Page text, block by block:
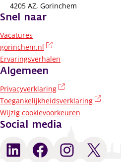
4205 AZ, Gorinchem
Snel naar
Vacatures
gorinchem.nl
Ervaringsverhalen
Algemeen
Privacyverklaring
Toegankelijkheidsverklaring
Wijzig cookievoorkeuren
Social media
LinkedIn Facebook Instagram X